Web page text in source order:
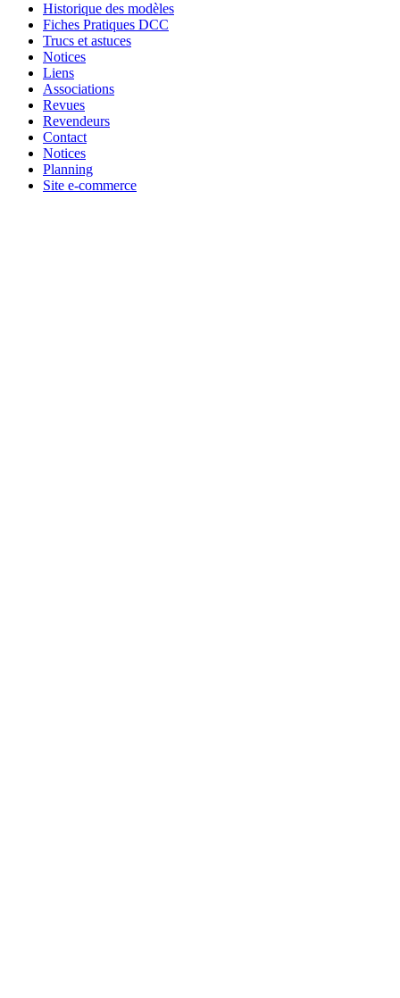
Historique des modèles
Fiches Pratiques DCC
Trucs et astuces
Notices
Liens
Associations
Revues
Revendeurs
Contact
Notices
Planning
Site e-commerce